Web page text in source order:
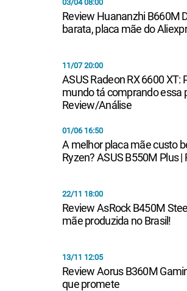
03/04 08:00
Review Huananzhi B660M
barata, placa mãe do
11/07 20:00
ASUS Radeon RX 6600 XT:
mundo tá comprando essa
Review/Análise
01/06 16:50
A melhor placa mãe custo
Ryzen? ASUS B550M Plus |
22/11 18:00
Review AsRock B450M
mãe produzida no Brasil!
13/11 12:05
Review Aorus B360M
que promete